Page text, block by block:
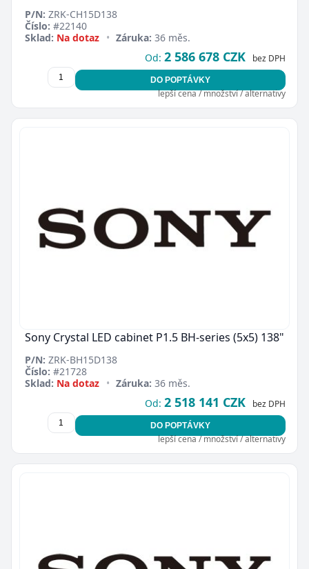
P/N: ZRK-CH15D138
Číslo: #22140
Sklad: Na dotaz • Záruka: 36 měs.
Od: 2 586 678 CZK bez DPH
DO POPTÁVKY
lepší cena / množství / alternativy
Sony Crystal LED cabinet P1.5 BH-series (5x5) 138"
P/N: ZRK-BH15D138
Číslo: #21728
Sklad: Na dotaz • Záruka: 36 měs.
Od: 2 518 141 CZK bez DPH
DO POPTÁVKY
lepší cena / množství / alternativy